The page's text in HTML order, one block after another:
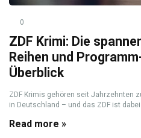
0
ZDF Krimi: Die
Reihen und
Überblick
ZDF Krimis gehören seit Jahrzehnten
in Deutschland – und das ZDF ist dabei
Read more »